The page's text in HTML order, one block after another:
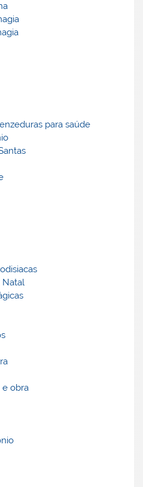
para saúde
Natal
e obra